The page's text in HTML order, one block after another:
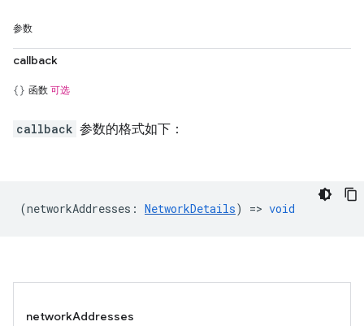
参数
callback
函数 可选
callback 参数的格式如下：
(networkAddresses : NetworkDetails) => void
networkAddresses